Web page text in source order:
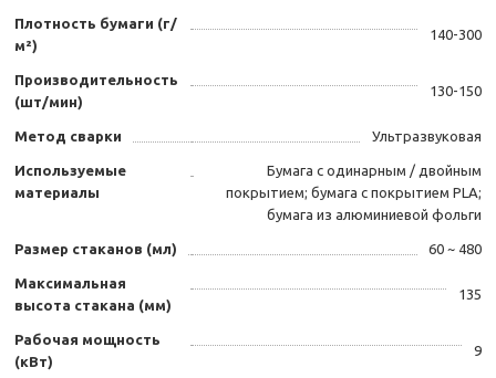
Плотность бумаги (г/
м²)
140-300
Производительность
(шт/мин)
130-150
Метод сварки Ультразвуковая
Используемые
материалы
Бумага с одинарным / двойным
покрытием; бумага с покрытием PLA;
бумага из алюминиевой фольги
Размер стаканов (мл) 60 ~ 480
Максимальная
высота стакана (мм)
135
Рабочая мощность
(кВт)
9